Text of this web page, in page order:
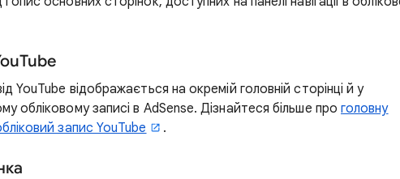
YouTube відображається на окремій головній сторінці й у
обліковому записі в AdSense. Дізнайтеся більше про головну
запис YouTube
.